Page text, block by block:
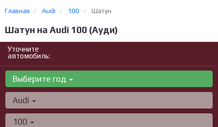
Главная Audi 100 Шатун
Шатун на Audi 100 (Ауди)
Уточните
автомобиль:
Выберите год
Audi
100